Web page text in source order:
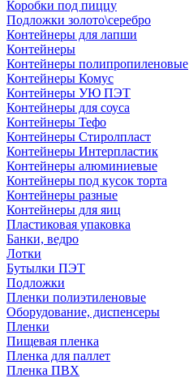
Коробки под пиццу
Подложки золото\серебро
Контейнеры для лапши
Контейнеры
Контейнеры полипропиленовые
Контейнеры Комус
Контейнеры УЮ ПЭТ
Контейнеры для соуса
Контейнеры Тефо
Контейнеры Стиролпласт
Контейнеры Интерпластик
Контейнеры алюминиевые
Контейнеры под кусок торта
Контейнеры разные
Контейнеры для яиц
Пластиковая упаковка
Банки, ведро
Лотки
Бутылки ПЭТ
Подложки
Пленки полиэтиленовые
Оборудование, диспенсеры
Пленки
Пищевая пленка
Пленка для паллет
Пленка ПВХ